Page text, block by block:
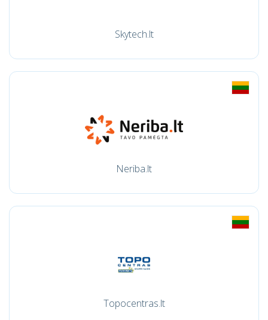
Skytech.lt
Neriba.lt
Topocentras.lt